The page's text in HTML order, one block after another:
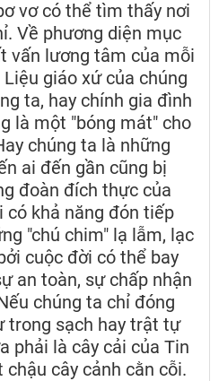
vơ có thể tìm thấy nơi
Về phương diện mục
vấn lương tâm của mỗi
giáo xứ của chúng
ta, hay chính gia đình
là một "bóng mát" cho
chúng ta là những
ai đến gần cũng bị
đoàn đích thực của
có khả năng đón tiếp
"chú chim" lạ lẫm, lạc
cuộc đời có thể bay
an toàn, sự chấp nhận
chúng ta chỉ đóng
trong sạch hay trật tự
phải là cây cải của Tin
cây cảnh cằn cỗi.